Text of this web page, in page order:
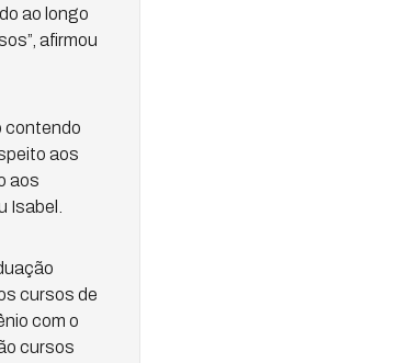
ao longo
afirmou
contendo
aos
aos
cursos de
com o
cursos